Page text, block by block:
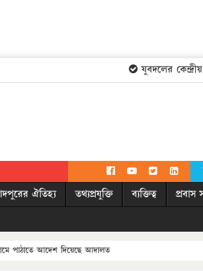
যুবদলের কেন্দ্রীয়
ঐতিহ্য তথ্যপ্রযুক্তি ব্যক্তিত্ব প্রবাস
পাঠাতে আদেশ দিয়েছে আদালত